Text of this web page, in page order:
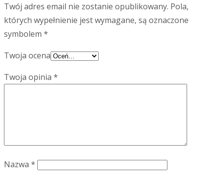
Twój adres email nie zostanie opublikowany. Pola,
których wypełnienie jest wymagane, są oznaczone
symbolem *
Twoja ocena
Twoja opinia *
Nazwa *